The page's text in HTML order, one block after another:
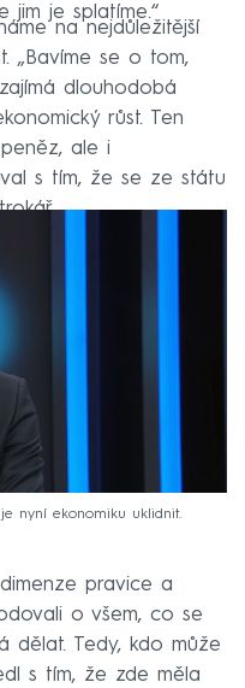
jim je splatíme.“
na nejdůležitější
„Bavíme se o tom,
dlouhodobá
růst. Ten
ale i
s tím, že se ze státu
nyní ekonomiku uklidnit.
pravice a
o všem, co se
dělat. Tedy, kdo může
s tím, že zde měla